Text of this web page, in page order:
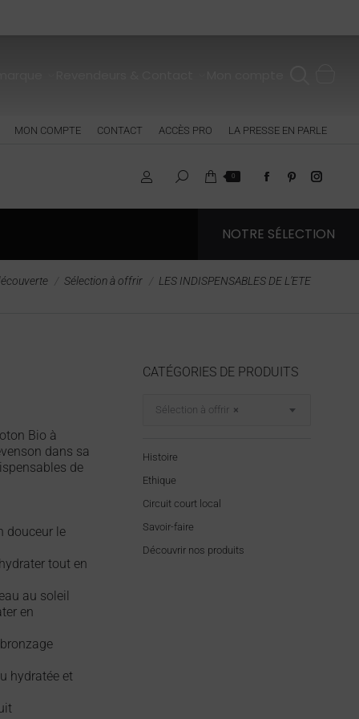
MON COMPTE CONTACT ACCÈS PRO LA PRESSE EN PARLE
0
NOTRE SÉLECTION
Sélection à offrir LES INDISPENSABLES DE L’ETE
Bio à
dans sa
de
douceur le
tout en
au soleil
en
hydratée et
CATÉGORIES DE PRODUITS
×
Sélection à offrir
Histoire
Ethique
Circuit court local
Savoir-faire
Découvrir nos produits